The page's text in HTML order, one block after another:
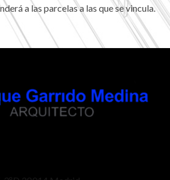
a las parcelas a las que se vincula.